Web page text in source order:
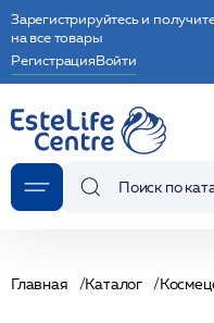
Зарегистрируйтесь и
на все товары
РегистрацияВойти
Главная Каталог